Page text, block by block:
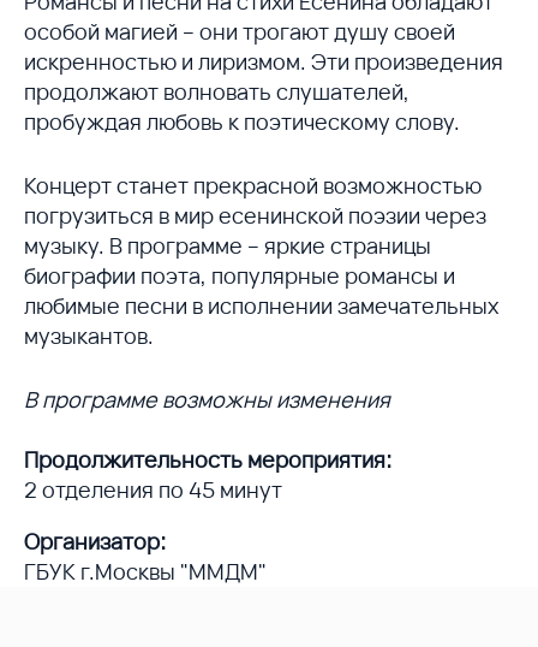
особой магией – они трогают душу своей
искренностью и лиризмом. Эти произведения
продолжают волновать слушателей,
пробуждая любовь к поэтическому слову.
Концерт станет прекрасной возможностью
погрузиться в мир есенинской поэзии через
музыку. В программе – яркие страницы
биографии поэта, популярные романсы и
любимые песни в исполнении замечательных
музыкантов.
В программе возможны изменения
Продолжительность мероприятия:
2 отделения по 45 минут
Организатор:
ГБУК г.Москвы "ММДМ"